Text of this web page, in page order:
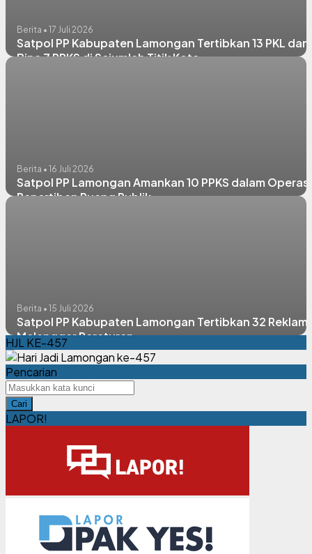
Berita • 17 Juli 2026
Satpol PP Kabupaten Lamongan Tertibkan 13 PKL dan
Bina 7 PPKS di Sejumlah Titik Kota
Berita • 16 Juli 2026
Satpol PP Lamongan Amankan 10 PPKS dalam Operasi
Penertiban Ruang Publik
Berita • 15 Juli 2026
Satpol PP Kabupaten Lamongan Tertibkan 32
Melanggar Peraturan
HJL KE-457
Pencarian
Cari
LAPOR!